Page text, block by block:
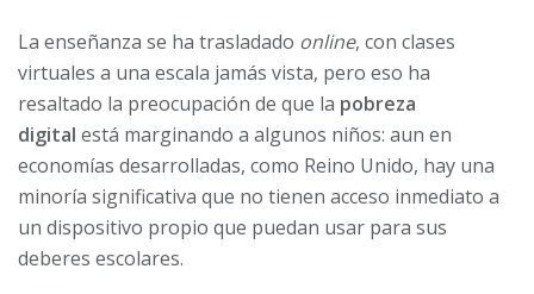
La enseñanza se ha trasladado online, con clases
virtuales a una escala jamás vista, pero eso ha
resaltado la preocupación de que la pobreza
digital está marginando a algunos niños: aun en
economías desarrolladas, como Reino Unido, hay una
minoría significativa que no tienen acceso inmediato a
un dispositivo propio que puedan usar para sus
deberes escolares.